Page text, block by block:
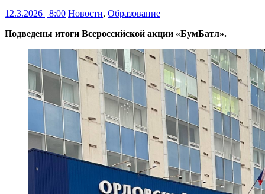
12.3.2026 | 8:00 Новости, Образование
Подведены итоги Всероссийской акции «БумБатл».